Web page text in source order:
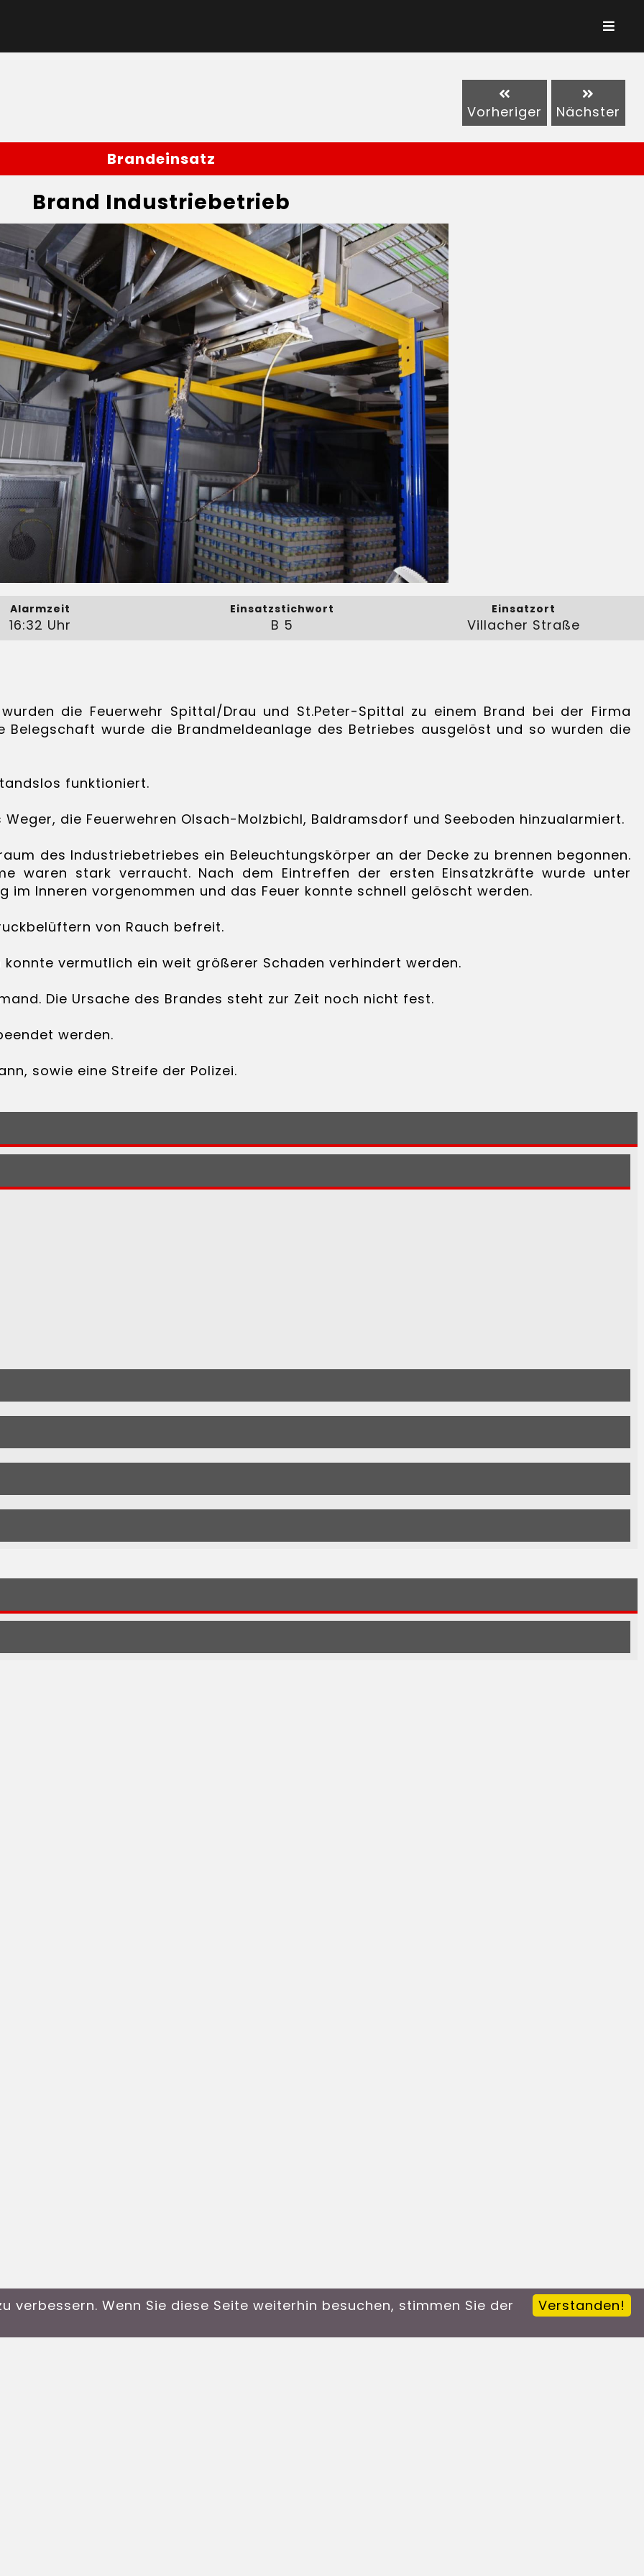
Vorheriger Nächster
Brandeinsatz
Brand Industriebetrieb
Alarmzeit
16:32 Uhr
Einsatzstichwort
B 5
Einsatzort
Villacher Straße
die Feuerwehr Spittal/Drau und St.Peter-Spittal zu einem Brand bei der Firma
Belegschaft wurde die Brandmeldeanlage des Betriebes ausgelöst und so wurden die
funktioniert.
die Feuerwehren Olsach-Molzbichl, Baldramsdorf und Seeboden hinzualarmiert.
des Industriebetriebes ein Beleuchtungskörper an der Decke zu brennen begonnen.
waren stark verraucht. Nach dem Eintreffen der ersten Einsatzkräfte wurde unter
im Inneren vorgenommen und das Feuer konnte schnell gelöscht werden.
von Rauch befreit.
konnte vermutlich ein weit größerer Schaden verhindert werden.
Die Ursache des Brandes steht zur Zeit noch nicht fest.
werden.
sowie eine Streife der Polizei.
Verstanden!
verbessern. Wenn Sie diese Seite weiterhin besuchen, stimmen Sie der